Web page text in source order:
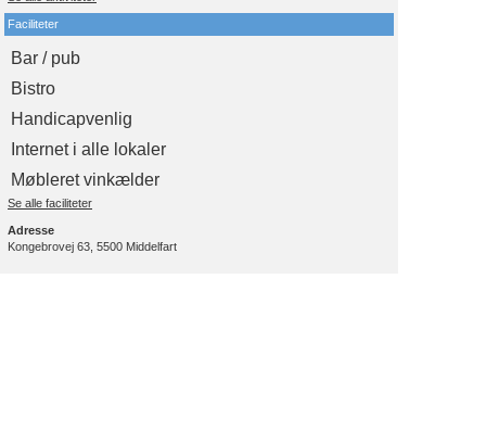
Faciliteter
Bar / pub
Bistro
Handicapvenlig
Internet i alle lokaler
Møbleret vinkælder
Se alle faciliteter
Adresse
Kongebrovej 63, 5500 Middelfart